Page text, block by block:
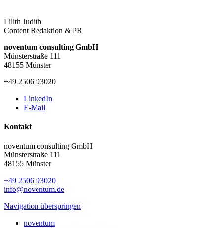
Lilith Judith
Content Redaktion & PR
noventum consulting GmbH
Münsterstraße 111
48155 Münster
+49 2506 93020
LinkedIn
E-Mail
Kontakt
noventum consulting GmbH
Münsterstraße 111
48155 Münster
+49 2506 93020
info@noventum.de
Navigation überspringen
noventum